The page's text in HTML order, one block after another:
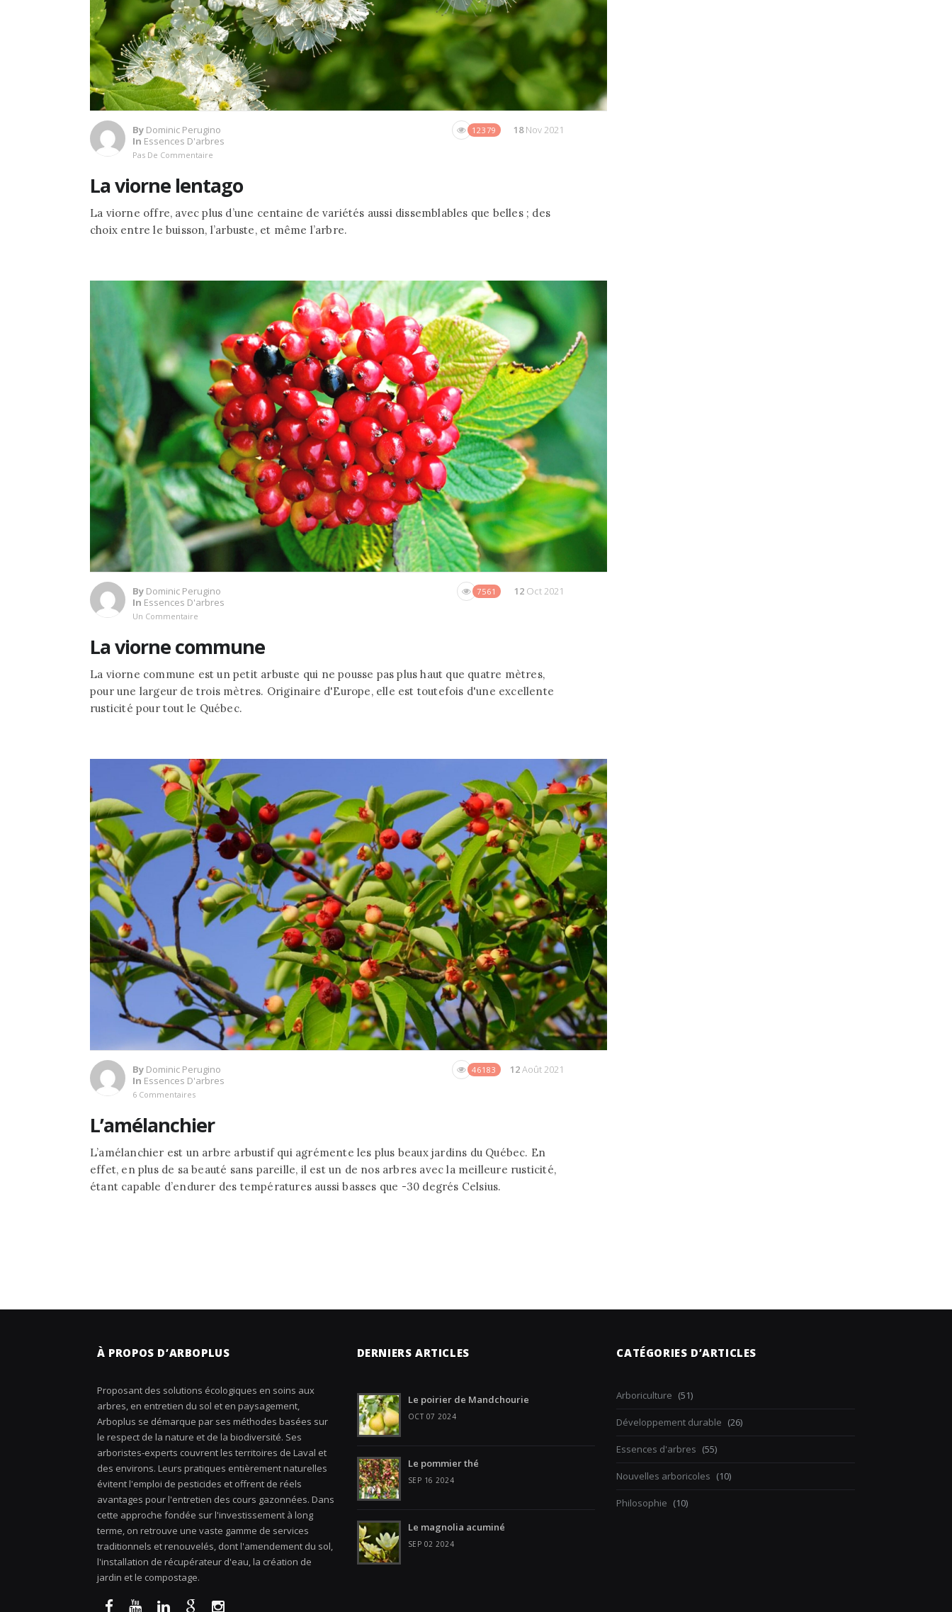
By Dominic Perugino
In Essences D'arbres
Pas De Commentaire
12379 18Nov 2021
La viorne lentago
La viorne offre, avec plus d’une centaine de variétés aussi dissemblables que belles ; des
choix entre le buisson, l’arbuste, et même l’arbre.
By Dominic Perugino
In Essences D'arbres
Un Commentaire
7561 12 Oct 2021
La viorne commune
La viorne commune est un petit arbuste qui ne pousse pas plus haut que quatre mètres,
pour une largeur de trois mètres. Originaire d'Europe, elle est toutefois d'une excellente
rusticité pour tout le Québec.
By Dominic Perugino
In Essences D'arbres
6 Commentaires
46183 12Août 2021
L’amélanchier
L’amélanchier est un arbre arbustif qui agrémente les plus beaux jardins du Québec. En
effet, en plus de sa beauté sans pareille, il est un de nos arbres avec la meilleure rusticité,
étant capable d’endurer des températures aussi basses que -30 degrés Celsius.
À PROPOS D’ARBOPLUS
Proposant des solutions écologiques en soins aux
arbres, en entretien du sol et en paysagement,
Arboplus se démarque par ses méthodes basées sur
le respect de la nature et de la biodiversité. Ses
arboristes-experts couvrent les territoires de Laval et
des environs. Leurs pratiques entièrement naturelles
évitent l'emploi de pesticides et offrent de réels
avantages pour l'entretien des cours gazonnées. Dans
cette approche fondée sur l'investissement à long
terme, on retrouve une vaste gamme de services
traditionnels et renouvelés, dont l'amendement du sol,
l'installation de récupérateur d'eau, la création de
jardin et le compostage.
DERNIERS ARTICLES
Le poirier de Mandchourie
OCT 07 2024
Le pommier thé
SEP 16 2024
Le magnolia acuminé
SEP 02 2024
CATÉGORIES D’ARTICLES
Arboriculture (51)
Développement durable (26)
Essences d'arbres (55)
Nouvelles arboricoles (10)
Philosophie (10)